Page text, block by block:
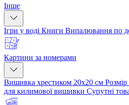
Інше
Ігри у воді Книги Випалювання по
Картини за номерами
Вишивка хрестиком 20х20 см
для килимової вишивки Супутні